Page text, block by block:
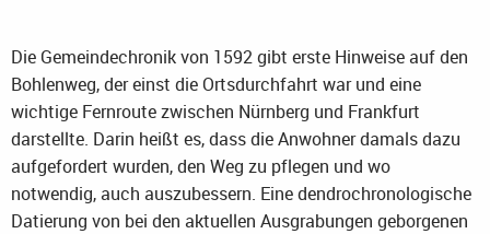
Die Gemeindechronik von 1592 gibt erste Hinweise auf den
Bohlenweg, der einst die Ortsdurchfahrt war und eine
wichtige Fernroute zwischen Nürnberg und Frankfurt
darstellte. Darin heißt es, dass die Anwohner damals dazu
aufgefordert wurden, den Weg zu pflegen und wo
notwendig, auch auszubessern. Eine dendrochronologische
Datierung von bei den aktuellen Ausgrabungen geborgenen